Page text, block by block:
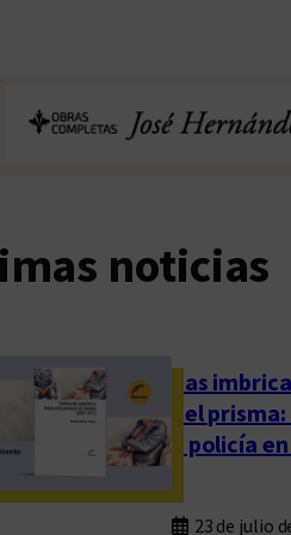
noticias
Las
del
y policía
23 de julio